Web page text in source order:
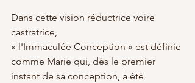
Dans cette vision réductrice voire
castratrice,
« l'Immaculée Conception » est définie
comme Marie qui, dès le premier
instant de sa conception, a été